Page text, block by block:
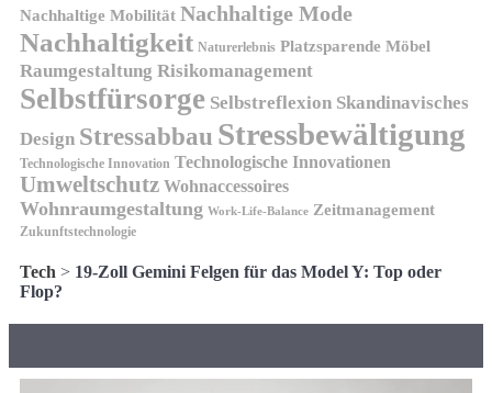
Nachhaltige Mobilität Nachhaltige Mode
Nachhaltigkeit Naturerlebnis Platzsparende Möbel
Raumgestaltung Risikomanagement
Selbstfürsorge Selbstreflexion Skandinavisches
Design Stressabbau Stressbewältigung
Technologische Innovation Technologische Innovationen
Umweltschutz Wohnaccessoires
Wohnraumgestaltung Work-Life-Balance Zeitmanagement
Zukunftstechnologie
Tech > 19-Zoll Gemini Felgen für das Model Y: Top oder
Flop?